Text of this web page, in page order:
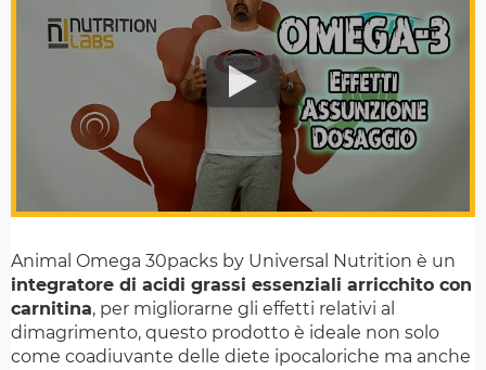
Animal Omega 30packs by Universal Nutrition è un
integratore di acidi grassi essenziali arricchito con
carnitina, per migliorarne gli effetti relativi al
dimagrimento, questo prodotto è ideale non solo
come coadiuvante delle diete ipocaloriche ma anche